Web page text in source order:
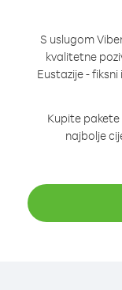
S uslugom
kvalitetne
Eustazije -
Kupite
najbolje